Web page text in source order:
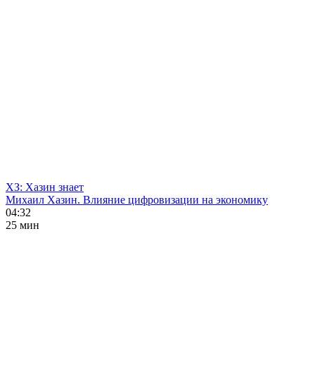
ХЗ: Хазин знает
Михаил Хазин. Влияние цифровизации на экономику
04:32
25 мин